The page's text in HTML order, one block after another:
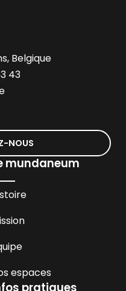
Belgique
43
NOUS
mundaneum
espaces
pratiques